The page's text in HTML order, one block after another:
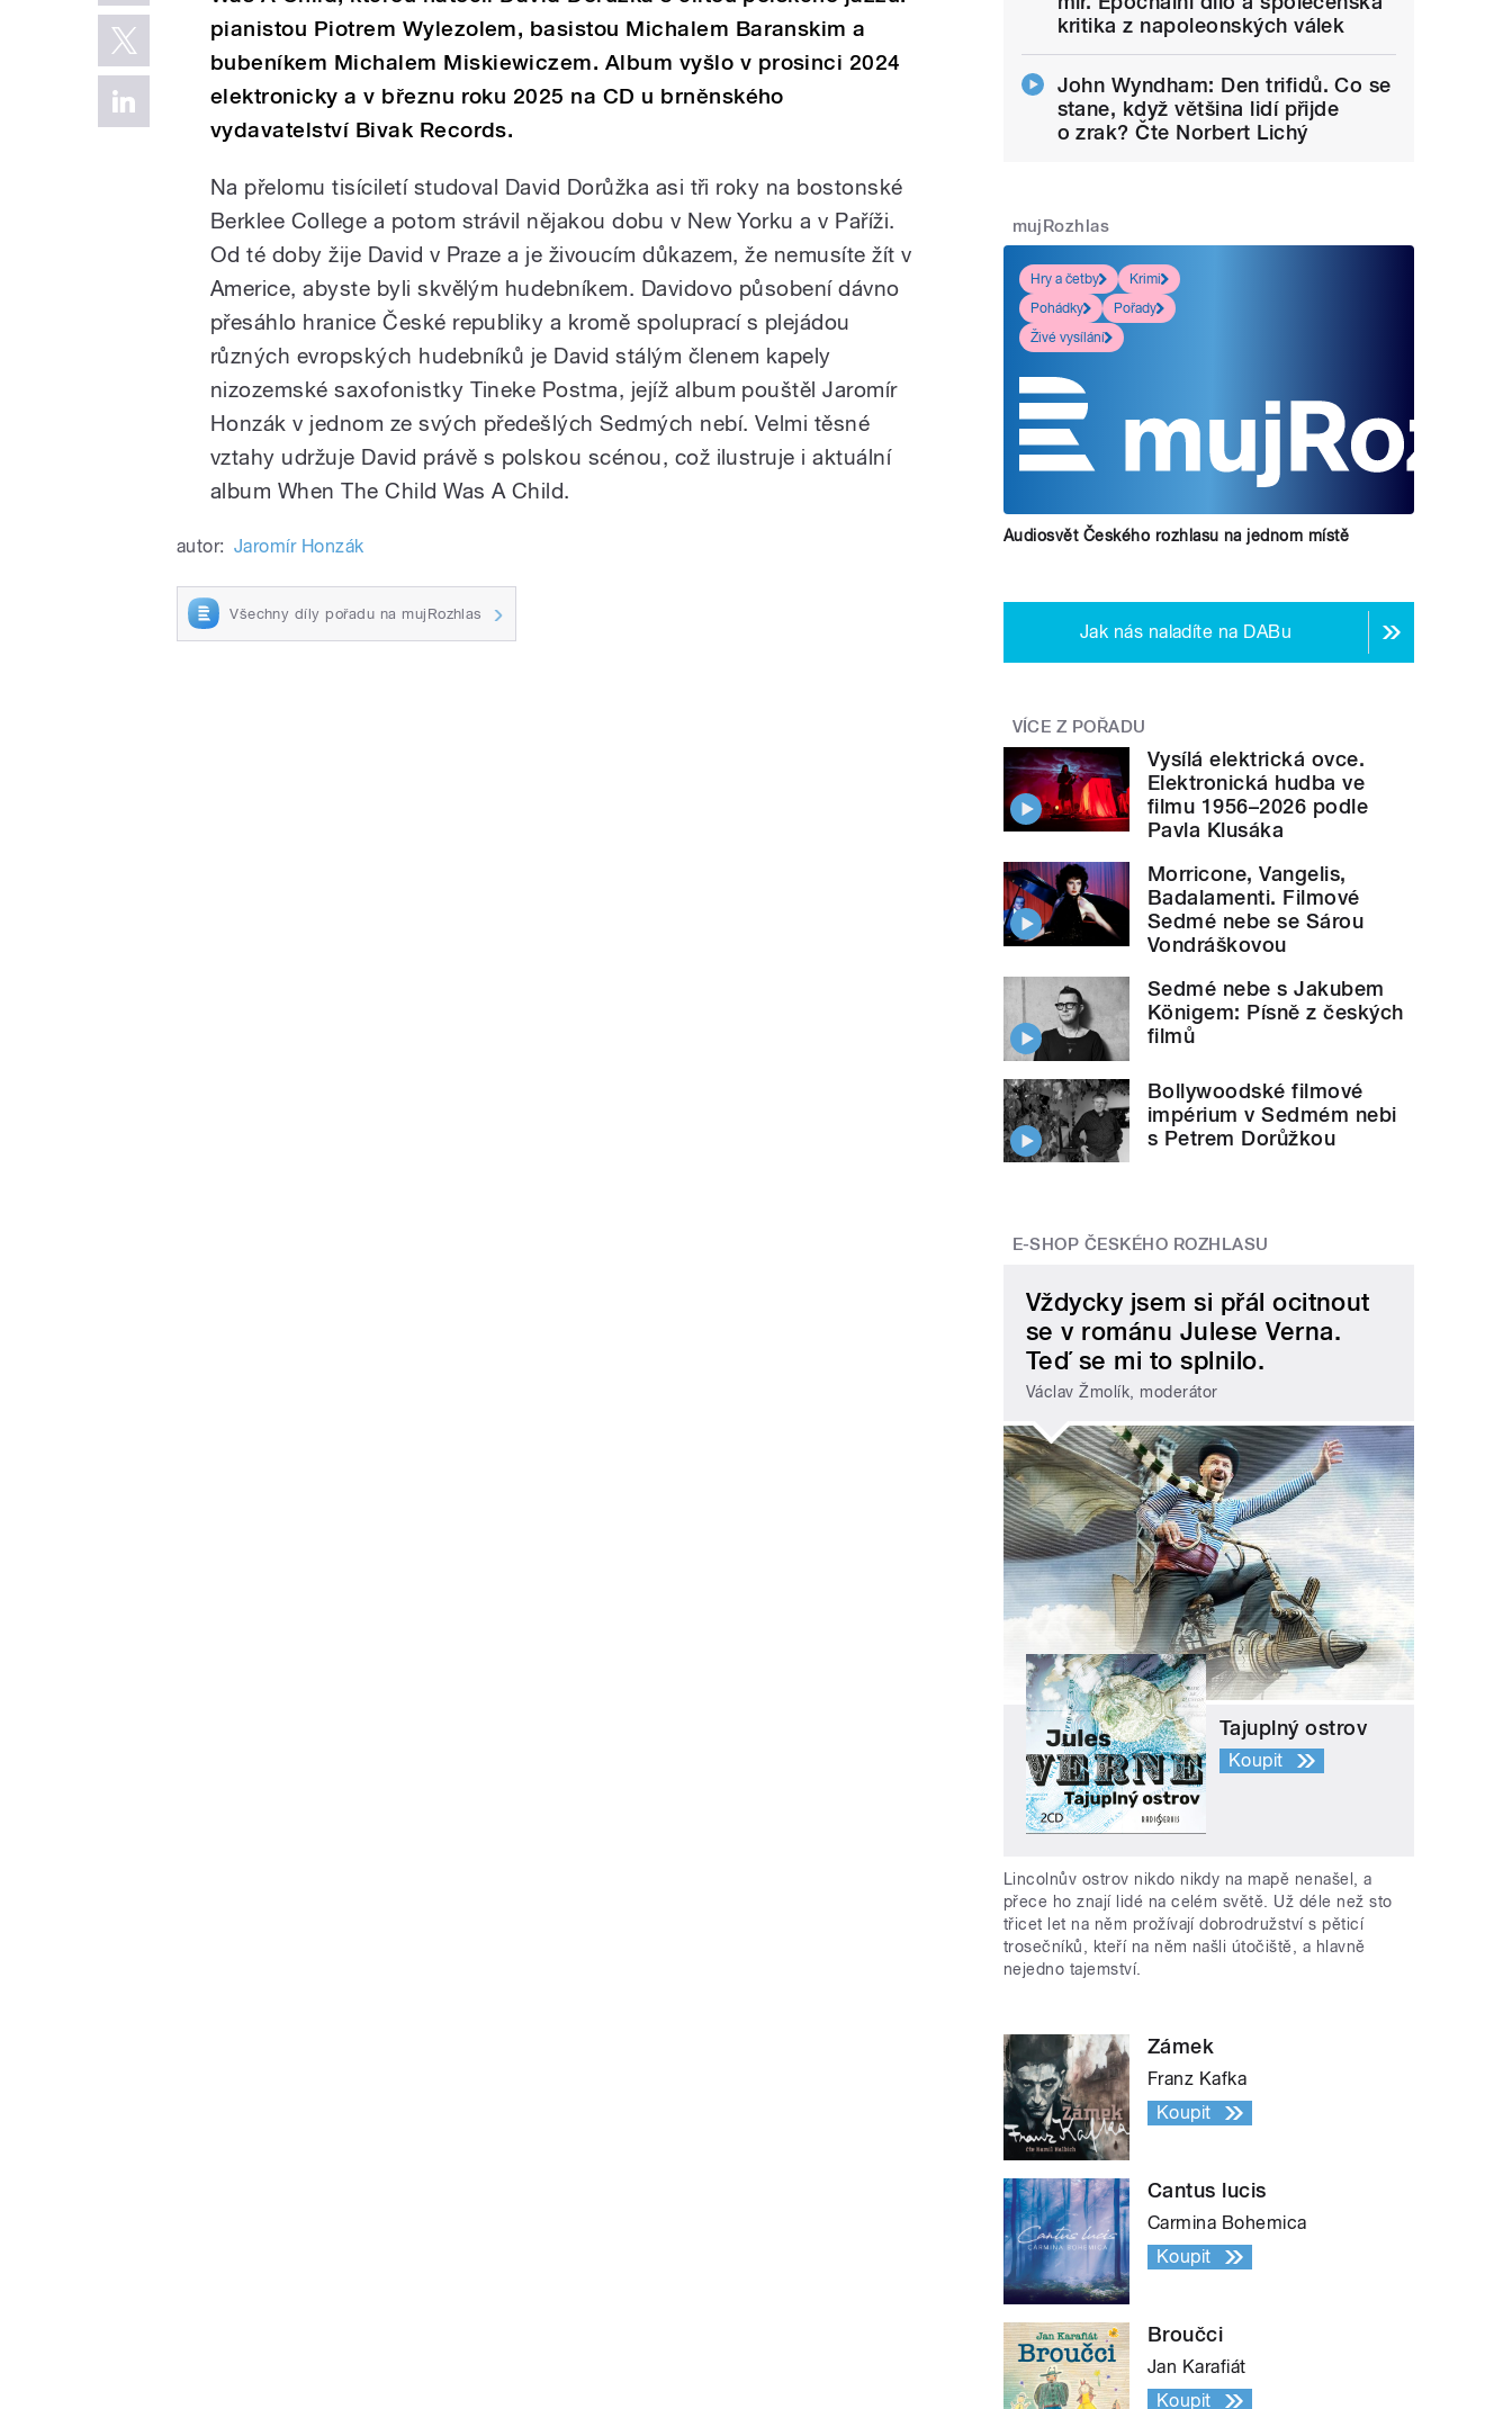
pianistou Piotrem Wylezolem, basistou Michalem Baranskim a
bubeníkem Michalem Miskiewiczem. Album vyšlo v prosinci 2024
elektronicky a v březnu roku 2025 na CD u brněnského
vydavatelství Bivak Records.
Na přelomu tisíciletí studoval David Dorůžka asi tři roky na bostonské
Berklee College a potom strávil nějakou dobu v New Yorku a v Paříži.
Od té doby žije David v Praze a je živoucím důkazem, že nemusíte žít v
Americe, abyste byli skvělým hudebníkem. Davidovo působení dávno
přesáhlo hranice České republiky a kromě spoluprací s plejádou
různých evropských hudebníků je David stálým členem kapely
nizozemské saxofonistky Tineke Postma, jejíž album pouštěl Jaromír
Honzák v jednom ze svých předešlých Sedmých nebí. Velmi těsné
vztahy udržuje David právě s polskou scénou, což ilustruje i aktuální
album When The Child Was A Child.
autor: Jaromír Honzák
Všechny díly pořadu na mujRozhlas
kritika z napoleonských válek
John Wyndham: Den trifidů. Co se
stane, když většina lidí přijde
o zrak? Čte Norbert Lichý
mujRozhlas
Hry a četby
Krimi
Pohádky
Pořady
Živé vysílání
Audiosvět Českého rozhlasu na jednom místě
Jak nás naladíte na DABu
VÍCE Z POŘADU
Vysílá elektrická ovce.
Elektronická hudba ve
filmu 1956–2026 podle
Pavla Klusáka
Morricone, Vangelis,
Badalamenti. Filmové
Sedmé nebe se Sárou
Vondráškovou
Sedmé nebe s Jakubem
Königem: Písně z českých
filmů
Bollywoodské filmové
impérium v Sedmém nebi
s Petrem Dorůžkou
E-SHOP ČESKÉHO ROZHLASU
Vždycky jsem si přál ocitnout
se v románu Julese Verna.
Teď se mi to splnilo.
Václav Žmolík, moderátor
Tajuplný ostrov
Koupit
Lincolnův ostrov nikdo nikdy na mapě nenašel, a
přece ho znají lidé na celém světě. Už déle než sto
třicet let na něm prožívají dobrodružství s pěticí
trosečníků, kteří na něm našli útočiště, a hlavně
nejedno tajemství.
Zámek
Franz Kafka
Koupit
Cantus lucis
Carmina Bohemica
Koupit
Broučci
Jan Karafiát
Koupit